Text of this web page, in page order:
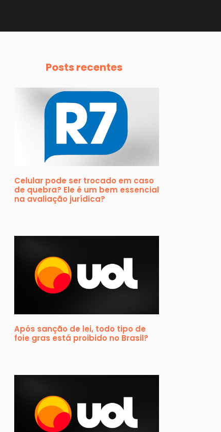
Posts recentes
Celular pode ser trocado em caso
de quebra? Ele é um bem essencial
na avaliação jurídica?
Após sanção de lei, todo tipo de
foie gras está proibido no Brasil?